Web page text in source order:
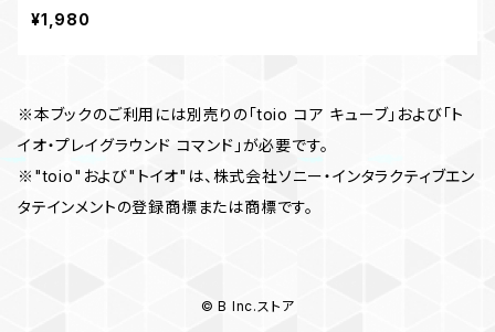
¥1,980
※本ブックのご利用には別売りの「toio コア キューブ」および「ト
イオ・プレイグラウンド コマンド」が必要です。
※"toio"および"トイオ"は、株式会社ソニー・インタラクティブエン
タテインメントの登録商標または商標です。
© B Inc.ストア